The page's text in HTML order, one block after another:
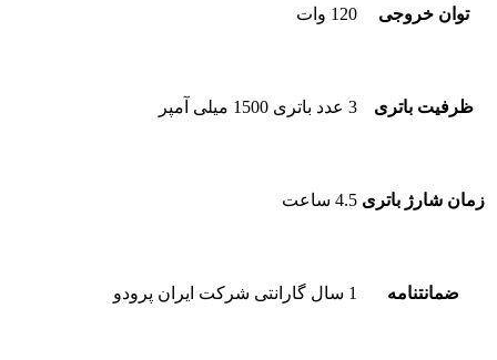
توان خروجی 120 وات
ظرفیت باتری 3 عدد باتری 1500 میلی آمپر
زمان شارژ باتری 4.5 ساعت
ضمانتنامه 1 سال گارانتی شرکت ایران پرودو